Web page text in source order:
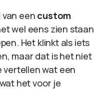
een custom
wel eens zien staan
Het klinkt als iets
maar dat is het niet
vertellen wat een
het voor je